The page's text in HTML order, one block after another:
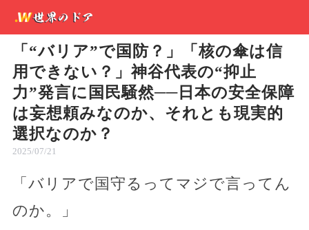
「“バリア”で国防？」「核の傘は信
用できない？」神谷代表の“抑止
力”発言に国民騒然──日本の安全保障
は妄想頼みなのか、それとも現実的
選択なのか？
2025/07/21
「バリアで国守るってマジで言ってん
のか。」